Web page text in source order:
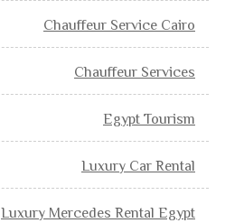
Chauffeur Service Cairo
Chauffeur Services
Egypt Tourism
Luxury Car Rental
Luxury Mercedes Rental Egypt